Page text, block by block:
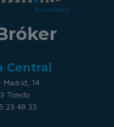
Central
Madrid, 14
Toledo
23 48 33